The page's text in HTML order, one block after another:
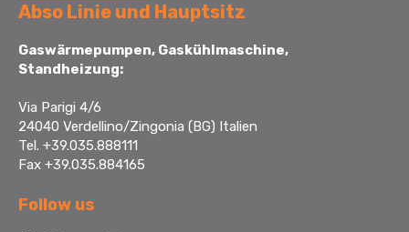
Abso Linie und Hauptsitz
Gaswärmepumpen, Gaskühlmaschine,
Standheizung:
Via Parigi 4/6
24040 Verdellino/Zingonia (BG) Italien
Tel. +39.035.888111
Fax +39.035.884165
Follow us